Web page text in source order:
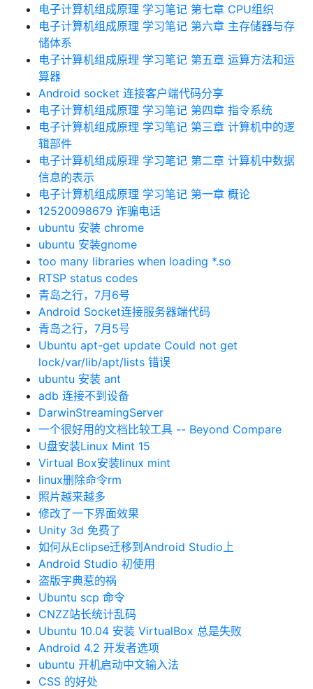
电子计算机组成原理 学习笔记 第七章 CPU组织
电子计算机组成原理 学习笔记 第六章 主存储器与存
储体系
电子计算机组成原理 学习笔记 第五章 运算方法和运
算器
Android socket 连接客户端代码分享
电子计算机组成原理 学习笔记 第四章 指令系统
电子计算机组成原理 学习笔记 第三章 计算机中的逻
辑部件
电子计算机组成原理 学习笔记 第二章 计算机中数据
信息的表示
电子计算机组成原理 学习笔记 第一章 概论
12520098679 诈骗电话
ubuntu 安装 chrome
ubuntu 安装gnome
too many libraries when loading *.so
RTSP status codes
青岛之行，7月6号
Android Socket连接服务器端代码
青岛之行，7月5号
Ubuntu apt-get update Could not get
lock/var/lib/apt/lists 错误
ubuntu 安装 ant
adb 连接不到设备
DarwinStreamingServer
一个很好用的文档比较工具 -- Beyond Compare
U盘安装Linux Mint 15
Virtual Box安装linux mint
linux删除命令rm
照片越来越多
修改了一下界面效果
Unity 3d 免费了
如何从Eclipse迁移到Android Studio上
Android Studio 初使用
盗版字典惹的祸
Ubuntu scp 命令
CNZZ站长统计乱码
Ubuntu 10.04 安装 VirtualBox 总是失败
Android 4.2 开发者选项
ubuntu 开机启动中文输入法
CSS 的好处